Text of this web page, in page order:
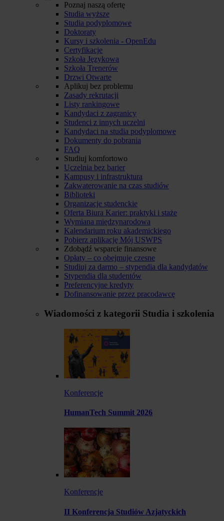
Poznaj naszą ofertę
Studia wyższe
Studia podyplomowe
Doktoraty
Kursy i szkolenia - OpenEdu
Certyfikacje
Szkoła Językowa
Szkoła Trenerów
Drzwi Otwarte
Aplikuj bez problemu
Zasady rekrutacji
Listy rankingowe
Kandydaci z zagranicy
Studenci z innych uczelni
Kandydaci na studia podyplomowe
Dokumenty do pobrania
FAQ
Studiuj komfortowo
Uczelnia bez barier
Kampusy i infrastruktura
Zakwaterowanie na czas studiów
Biblioteki
Organizacje studenckie
Oferta Biura Karier: praktyki i staże
Wymiana międzynarodowa
Kalendarium roku akademickiego
Pobierz aplikację Mój USWPS
Zdobądź wsparcie finansowe
Opłaty – co obejmuje czesne
Studiuj za darmo – stypendia dla kandydatów
Stypendia dla studentów
Preferencyjne kredyty
Dofinansowanie przez pracodawcę
Wiadomości z kategorii Studia i szkolenia
Konferencje
HumanTech Summit 2026
Konferencje
II Konferencja Studiów Azjatyckich